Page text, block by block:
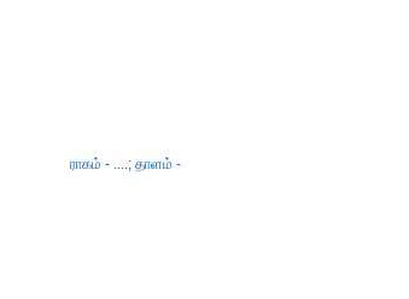
ராகம் - ....; தாளம் -